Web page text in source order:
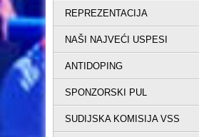
REPREZENTACIJA
NAŠI NAJVEĆI USPESI
ANTIDOPING
SPONZORSKI PUL
SUDIJSKA KOMISIJA VSS